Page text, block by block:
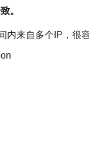
。
内来自多个IP，很